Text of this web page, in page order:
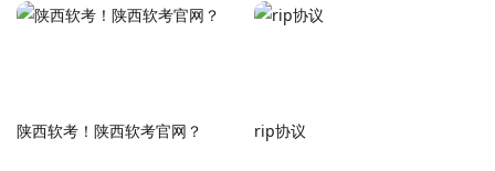
陕西软考！陕西软考官网？ rip协议